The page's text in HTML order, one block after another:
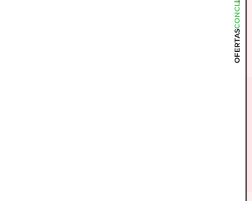
OFERTAS